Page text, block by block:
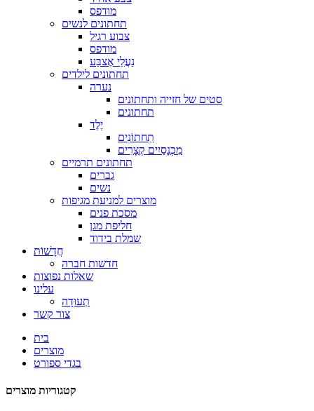
מודפס
תחתונים לנשים
צבוע רגיל
מודפס
נַעֲלֵי אֶצבַּע
תחתונים לילדים
נערה
סטים של חזייה ותחתונים
תחתונים
יֶלֶד
תַחתוֹנִים
מִכְנָסַיִים קְצָרִים
תחתונים תרמיים
גברים
נשים
מוצרים למניעת מגיפות
מסכת פנים
חליפת מגן
שמלת בידוד
חֲדָשׁוֹת
חדשות חברה
שאלות נפוצות
עלינו
תְעוּדָה
צור קשר
בית
מוצרים
בגדי ספורט
קטגוריות מוצרים